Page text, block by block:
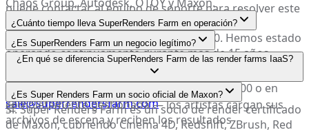
puede contactar al equipo de soporte para resolver este
problema.
¿Cuánto tiempo lleva SuperRenders Farm en operación?
SuperRenders Farm fue fundada en 2010. Hemos estado
operando continuamente durante más de 15 años,
sirviendo a clientes en más de 50 países.
¿Es SuperRenders Farm un negocio legítimo?
Sí. SuperRenders Farm es una empresa registrada en
EE.UU. con sede en 2314 Bonnie Brae, Santa Ana, CA
92706. Puede contactarnos al +1 (714) 383-0800 o en
sale@superrendersfarm.com
¿En qué se diferencia SuperRenders Farm de las render farms IaaS?
SuperRenders Farm es una render farm SaaS
completamente gestionada — los artistas cargan sus
archivos de escena y reciben los resultados
¿Es Super Renders Farm un socio oficial de Maxon?
Sí. Super Renders Farm es un socio de render certificado
de Maxon, cubriendo Cinema 4D, Redshift, ZBrush, Red